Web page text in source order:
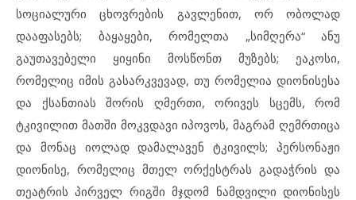
სოციალური ცხოვრების გავლენით, ორ ობოლად
დააფასებს; ბაყაყები, რომელთა „სიმღერა“ ანუ
გაუთავებელი ყიყინი მოსწონთ მუზებს; ეაკოსი,
რომელიც იმის გასარკვევად, თუ რომელია დიონისესა
და ქსანთიას შორის ღმერთი, ორივეს სცემს, რომ
ტკივილით მათში მოკვდავი იპოვოს, მაგრამ ღემრთიცა
და მონაც იოლად დამალავენ ტკივილს; პერსონაჟი
დიონისე, რომელიც მთელ ორქესტრას გადაჭრის და
თეატრის პირველ რიგში მჯდომ ნამდვილი დიონისეს